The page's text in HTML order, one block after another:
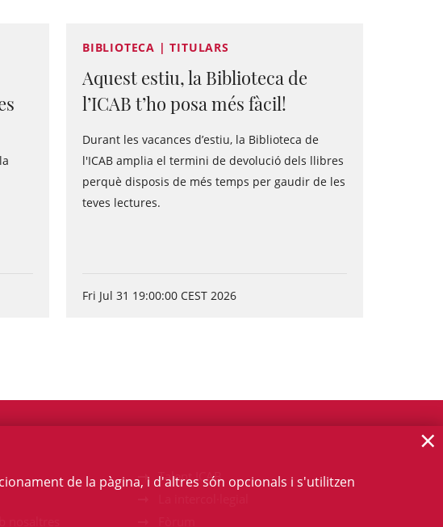
BIBLIOTECA | TITULARS
Aquest estiu, la Biblioteca de
l’ICAB t’ho posa més fàcil!
Durant les vacances d’estiu, la Biblioteca de
l'ICAB amplia el termini de devolució dels llibres
perquè disposis de més temps per gaudir de les
teves lectures.
Fri Jul 31 19:00:00 CEST 2026
Talent ICAB
de la pàgina, i d'altres són opcionals i s'utilitzen
×